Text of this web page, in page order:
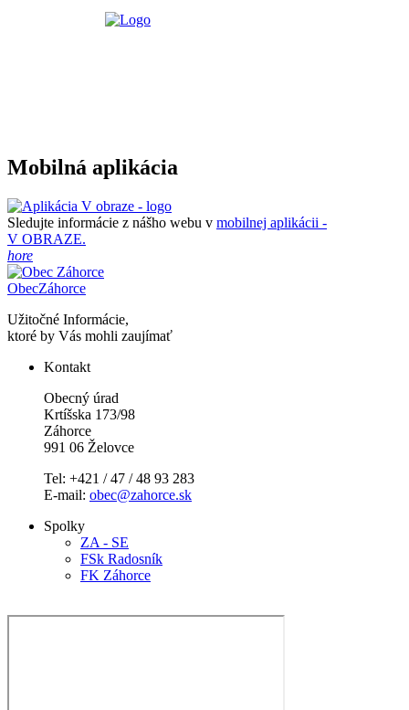
Mobilná aplikácia
Sledujte informácie z nášho webu v mobilnej aplikácii -
V OBRAZE.
hore
ObecZáhorce
Užitočné Informácie,
ktoré by Vás mohli zaujímať
Kontakt
Obecný úrad
Krtíšska 173/98
Záhorce
991 06 Želovce
Tel: +421 / 47 / 48 93 283
E-mail: obec@zahorce.sk
Spolky
ZA - SE
FSk Radosník
FK Záhorce